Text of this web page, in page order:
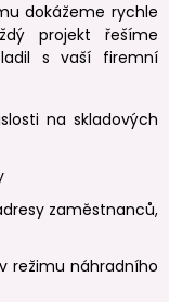
dokážeme rychle
projekt řešíme
ladil s vaší firemní
na skladových
zaměstnanců,
režimu náhradního